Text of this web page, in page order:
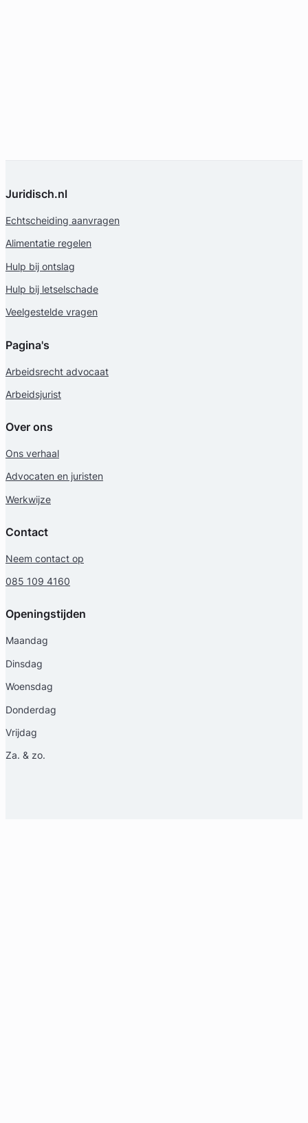
Juridisch.nl
Echtscheiding aanvragen
Alimentatie regelen
Hulp bij ontslag
Hulp bij letselschade
Veelgestelde vragen
Pagina's
Arbeidsrecht advocaat
Arbeidsjurist
Over ons
Ons verhaal
Advocaten en juristen
Werkwijze
Contact
Neem contact op
085 109 4160
Openingstijden
Maandag
Dinsdag
Woensdag
Donderdag
Vrijdag
Za. & zo.